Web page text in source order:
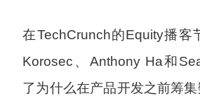
在TechCrunch的Equity播客
Korosec、Anthony Ha和
了为什么在产品开发之前筹